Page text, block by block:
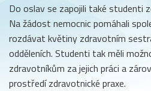
Do oslav se zapojili také studenti
Na žádost nemocnic pomáhali
rozdávat květiny zdravotním
odděleních. Studenti tak měli
zdravotníkům za jejich práci a
prostředí zdravotnické praxe.